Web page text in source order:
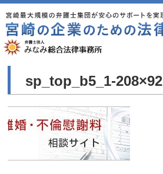
sp_top_b5_1-208×92